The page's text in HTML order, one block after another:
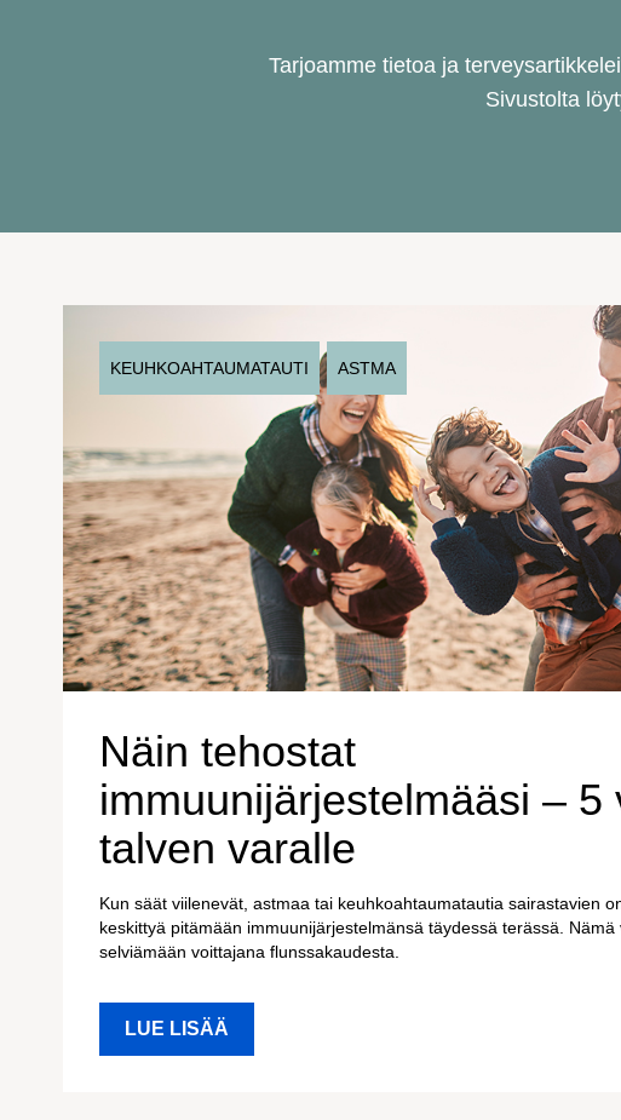
Tarjoamme tietoa ja
Sivustolta
KEUHKOAHTAUMATAUTI ASTMA
Näin tehostat
immuunijärjestelmääsi – 5
talven varalle
Kun säät viilenevät, astmaa tai keuhkoahtaumatautia sairastavien
keskittyä pitämään immuunijärjestelmänsä täydessä terässä. Nämä
selviämään voittajana flunssakaudesta.
LUE LISÄÄ